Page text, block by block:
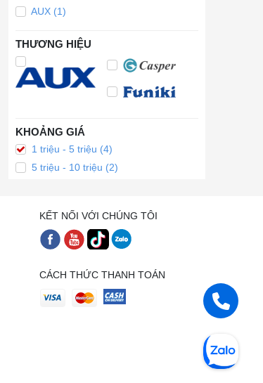
AUX (1)
THƯƠNG HIỆU
KHOẢNG GIÁ
1 triệu - 5 triệu (4)
5 triệu - 10 triệu (2)
KẾT NỐI VỚI CHÚNG TÔI
CÁCH THỨC THANH TOÁN